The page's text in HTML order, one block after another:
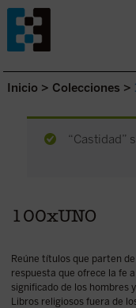
Saltar al contenido.
Inicio > Colecciones >
“Castidad”
100xUNO
Reúne títulos que parten
respuesta que ofrece la fe
significado de los hombres
Libros religiosos fuera de